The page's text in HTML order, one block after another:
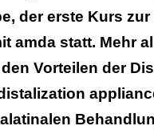
der erste Kurs
amda statt. Mehr
Vorteilen der